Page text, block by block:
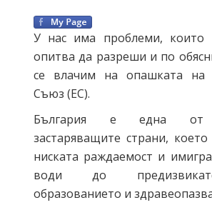
У нас има проблеми, които
опитва да разреши и по
се влачим на опашката на
Съюз (ЕС).
България е една от
застаряващите страни,
ниската раждаемост и
води до
образованието и